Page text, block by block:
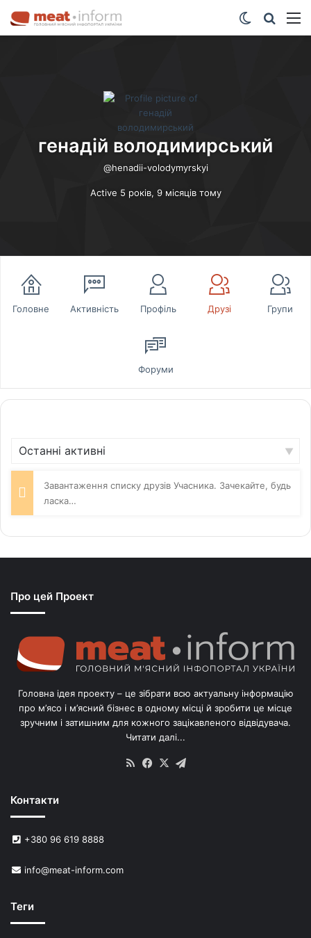
Switch skin
генадій володимирський
@henadii-volodymyrskyi
Active 5 років, 9 місяців тому
Головне Активність Профіль Друзі Групи
Форуми
Завантаження списку друзів Учасника. Зачекайте, будь
ласка…
Про цей Проект
Головна ідея проекту – це зібрати всю актуальну інформацію
про м’ясо і м’ясний бізнес в одному місці й зробити це місце
зручним і затишним для кожного зацікавленого відвідувача.
Читати далі...
RSS Facebook
X
Контакти
+380 96 619 8888
info@meat-inform.com
Теги